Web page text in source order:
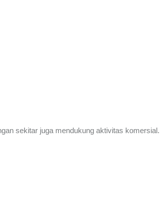
sekitar juga mendukung aktivitas komersial.